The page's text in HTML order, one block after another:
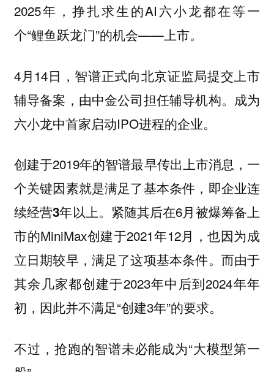
2025年，挣扎求生的AI六小龙都在等一
个“鲤鱼跃龙门”的机会——上市。
4月14日，智谱正式向北京证监局提交上市
辅导备案，由中金公司担任辅导机构。成为
六小龙中首家启动IPO进程的企业。
创建于2019年的智谱最早传出上市消息，一
个关键因素就是满足了基本条件，即企业连
续经营3年以上。 紧随其后在6月被爆筹备上
市的MiniMax创建于2021年12月，也因为成
立日期较早，满足了这项基本条件。而由于
其余几家都创建于2023年中后到2024年年
初，因此并不满足“创建3年”的要求。
不过，抢跑的智谱未必能成为“大模型第一